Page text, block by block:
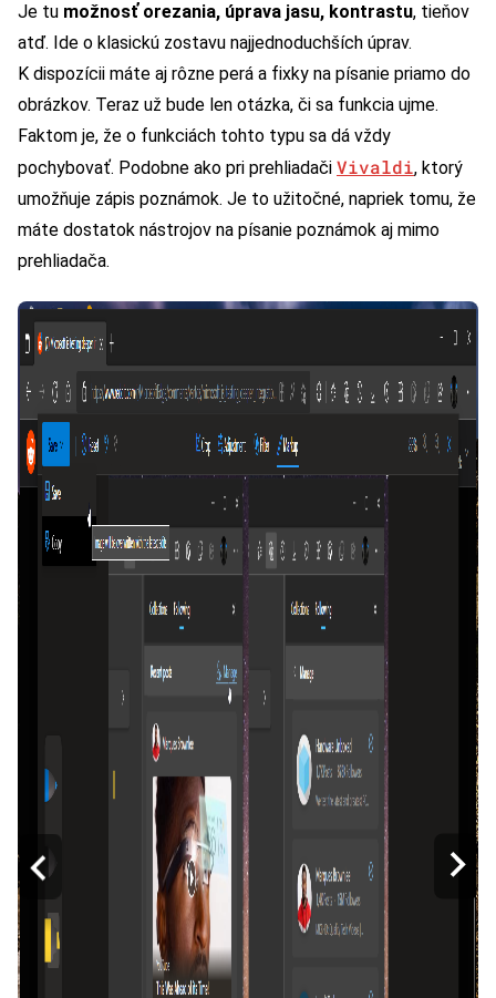
Je tu možnosť orezania, úprava jasu, kontrastu, tieňov
atď. Ide o klasickú zostavu najjednoduchších úprav.
K dispozícii máte aj rôzne perá a fixky na písanie priamo do
obrázkov. Teraz už bude len otázka, či sa funkcia ujme.
Faktom je, že o funkciách tohto typu sa dá vždy
pochybovať. Podobne ako pri prehliadači Vivaldi, ktorý
umožňuje zápis poznámok. Je to užitočné, napriek tomu, že
máte dostatok nástrojov na písanie poznámok aj mimo
prehliadača.